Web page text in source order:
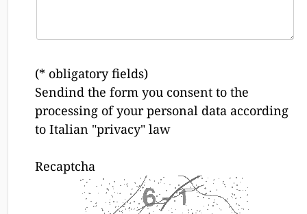
(* obligatory fields)
Sendind the form you consent to the
processing of your personal data according
to Italian "privacy" law
Recaptcha